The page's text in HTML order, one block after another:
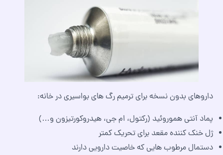
داروهای بدون نسخه برای ترمیم رگ های بواسیری در خانه:
پماد آنتی هموروئید (رکتول، ام جی، هیدروکورتیزون و…)
ژل خنک کننده مقعد برای تحریک کمتر
دستمال مرطوب هایی که خاصیت دارویی دارند